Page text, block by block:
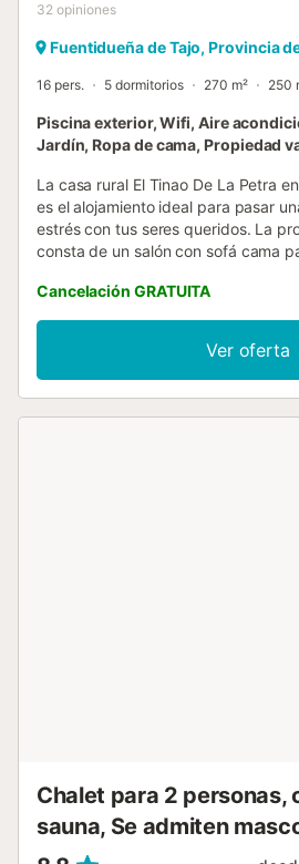
32 opiniones
Fuentidueña de Tajo, Provincia
16 pers. 5 dormitorios 270 m² 250
Piscina exterior, Wifi, Aire
Jardín, Ropa de cama, Propiedad
La casa rural El Tinao De La Petra
es el alojamiento ideal para pasar
estrés con tus seres queridos. La
consta de un salón con sofá cama
acomodar a 14 personas. Los
incluyen Wi-Fi de alta velocidad
con un espacio de trabajo dedicado
casa, una televisión, aire
lavadora. También hay disponibles
Cancelación GRATUITA
Ver oferta
Chalet para 2 personas,
sauna, Se admiten